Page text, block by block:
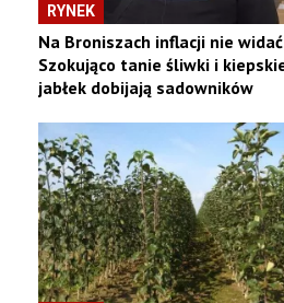
RYNEK
Na Broniszach inflacji nie
Szokująco tanie śliwki i
jabłek dobijają sadowników